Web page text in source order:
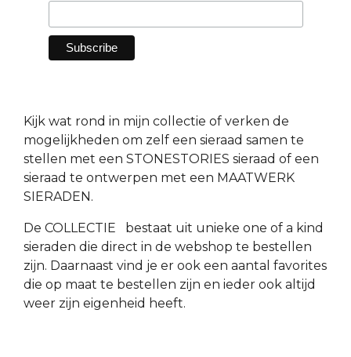
Kijk wat rond in mijn collectie of verken de
mogelijkheden om zelf een sieraad samen te
stellen met een STONESTORIES sieraad of een
sieraad te ontwerpen met een MAATWERK
SIERADEN.
De COLLECTIE bestaat uit unieke one of a kind
sieraden die direct in de webshop te bestellen
zijn. Daarnaast vind je er ook een aantal favorites
die op maat te bestellen zijn en ieder ook altijd
weer zijn eigenheid heeft.